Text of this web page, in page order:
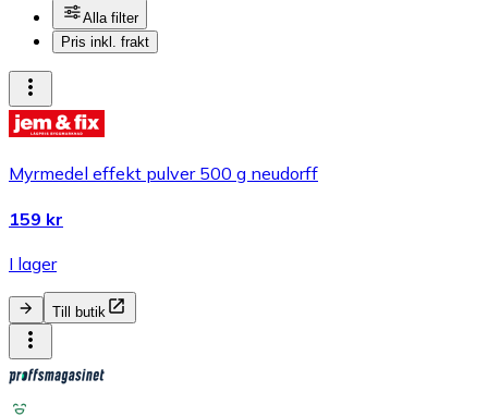
Alla filter
Pris inkl. frakt
Myrmedel effekt pulver 500 g neudorff
159 kr
I lager
Till butik